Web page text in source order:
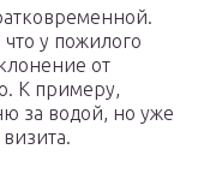
у пожилого
от
К примеру,
за водой, но уже